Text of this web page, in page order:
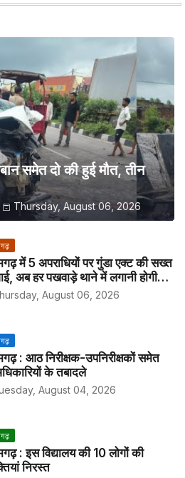
समेत दो की हुई मौत, तीन
Thursday, August 06, 2026
में 5 अपराधियों पर गुंडा एक्ट की सख्त
अब हर पखवाड़े थाने में लगानी होगी
August 06, 2026
: आठ निरीक्षक-उपनिरीक्षकों समेत
के तबादले
August 04, 2026
: इस विद्यालय की 10 लोगों की
निरस्त